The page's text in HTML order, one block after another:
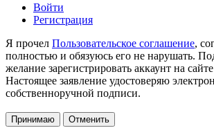
Войти
Регистрация
Я прочел Пользовательское соглашение,
полностью и обязуюсь его не нарушать.
желание зарегистрировать аккаунт на
Настоящее заявление удостоверяю
собственноручной подписи.
Принимаю Отменить